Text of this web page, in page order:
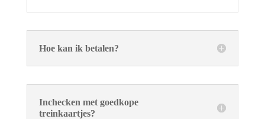
Hoe kan ik betalen?
Inchecken met goedkope
treinkaartjes?